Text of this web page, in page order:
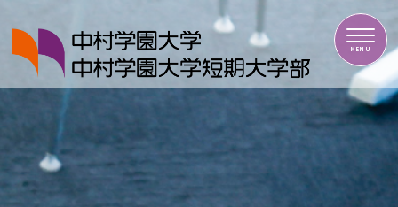
中村学園大学・中村学園大学短期大学部
MENU